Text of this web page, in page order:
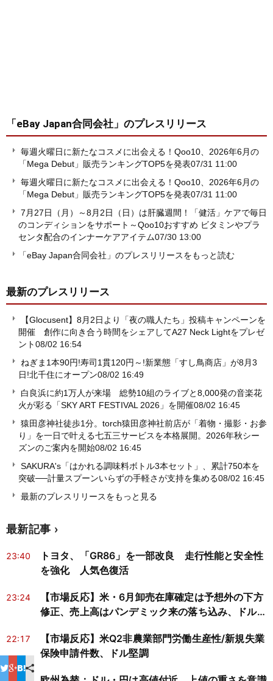
「eBay Japan合同会社」 のプレスリリース
毎週火曜日に新たなコスメに出会える！Qoo10、2026年6月の
「Mega Debut」販売ランキングTOP5を発表07/31 11:00
毎週火曜日に新たなコスメに出会える！Qoo10、2026年6月の
「Mega Debut」販売ランキングTOP5を発表07/31 11:00
7月27日（月）～8月2日（日）は肝臓週間！「健活」ケアで毎日
のコンディションをサポート～Qoo10おすすめ ビタミンやプラ
センタ配合のインナーケアアイテム07/30 13:00
「eBay Japan合同会社」のプレスリリースをもっと読む
最新のプレスリリース
【Glocusent】8月2日より「夜の職人たち」投稿キャンペーンを
開催 創作に向き合う時間をシェアしてA27 Neck Lightをプレゼ
ント08/02 16:54
ねぎま1本90円!寿司1貫120円～!新業態「すし鳥商店」が8月3
日!北千住にオープン08/02 16:49
白良浜に約1万人が来場 総勢10組のライブと8,000発の音楽花
火が彩る「SKY ART FESTIVAL 2026」を開催08/02 16:45
猿田彦神社徒歩1分。torch猿田彦神社前店が「着物・撮影・お参
り」を一日で叶える七五三サービスを本格展開。2026年秋シー
ズンのご案内を開始08/02 16:45
SAKURA's「はかれる調味料ボトル3本セット」、累計750本を
突破──計量スプーンいらずの手軽さが支持を集める08/02 16:45
最新のプレスリリースをもっと見る
最新記事
23:40
トヨタ、「GR86」を一部改良 走行性能と安全性
を強化 人気色復活
23:24
【市場反応】米・6月卸売在庫確定は予想外の下方
修正、売上高はパンデミック来の落ち込み、ドルは
22:17
【市場反応】米Q2非農業部門労働生産性/新規失業
保険申請件数、ドル堅調